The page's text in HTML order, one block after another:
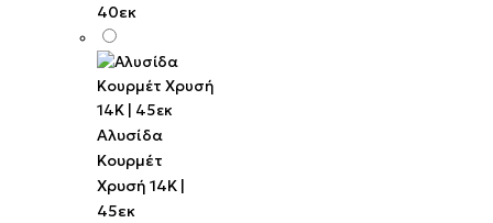
40εκ
Αλυσίδα
Κουρμέτ
Χρυσή 14K |
45εκ